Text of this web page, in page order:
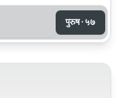
पुरुष · ५७